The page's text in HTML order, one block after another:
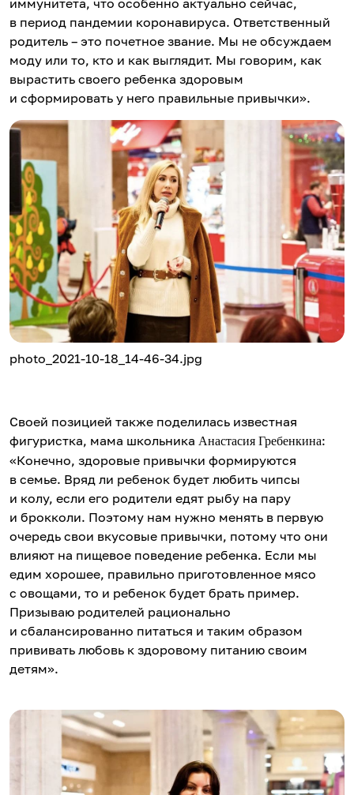
в период пандемии коронавируса. Ответственный
родитель – это почетное звание. Мы не обсуждаем
моду или то, кто и как выглядит. Мы говорим, как
вырастить своего ребенка здоровым
и сформировать у него правильные привычки».
photo_2021-10-18_14-46-34.jpg
Своей позицией также поделилась известная
фигуристка, мама школьника Анастасия Гребенкина:
«Конечно, здоровые привычки формируются
в семье. Вряд ли ребенок будет любить чипсы
и колу, если его родители едят рыбу на пару
и брокколи. Поэтому нам нужно менять в первую
очередь свои вкусовые привычки, потому что они
влияют на пищевое поведение ребенка. Если мы
едим хорошее, правильно приготовленное мясо
с овощами, то и ребенок будет брать пример.
Призываю родителей рационально
и сбалансированно питаться и таким образом
прививать любовь к здоровому питанию своим
детям».